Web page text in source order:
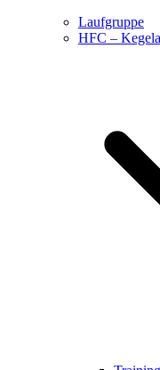
Laufgruppe
HFC –